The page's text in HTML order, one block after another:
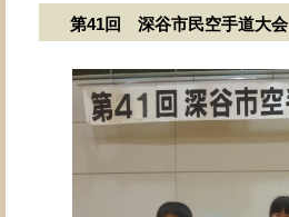
第41回 深谷市民空手道大会